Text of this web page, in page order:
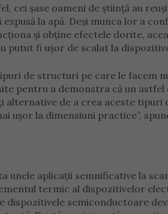
cei șase oameni de știință au
expusă la apă. Deși munca lor a
și obține efectele dorite,
putut fi ușor de scalat la
de structuri pe care le facem
pentru a demonstra că un
alternative de a crea aceste tipuri
ușor la dimensiuni practice”,
unele aplicații semnificative la
termic al dispozitivelor
dispozitivele semiconductoare